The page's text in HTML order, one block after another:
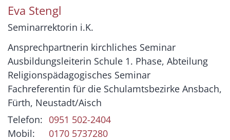
Eva Stengl
Seminarrektorin i.K.
Ansprechpartnerin kirchliches Seminar
Ausbildungsleiterin Schule 1. Phase, Abteilung
Religionspädagogisches Seminar
Fachreferentin für die Schulamtsbezirke Ansbach,
Fürth, Neustadt/Aisch
Telefon: 0951 502-2404
Mobil:
0170 5737280